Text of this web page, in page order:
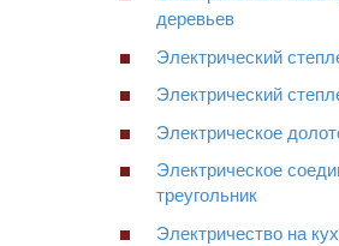
деревьев
Электрический
Электрический
Электрическое
Электрическое
треугольник
Электричество на